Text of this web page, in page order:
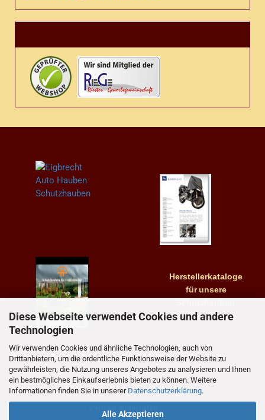
Diese Webseite verwendet Cookies und andere
Technologien
Wir verwenden Cookies und ähnliche Technologien, auch von
Drittanbietern, um die ordentliche Funktionsweise der Website zu
gewährleisten, die Nutzung unseres Angebotes zu analysieren und Ihnen
ein bestmögliches Einkaufserlebnis bieten zu können. Weitere
Informationen finden Sie in unserer Datenschutzerklärung.
Alle Akzeptieren
Herstellerkataloge
fürunsere